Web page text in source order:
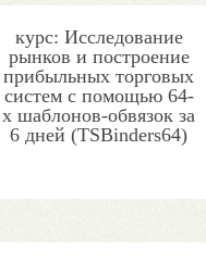
курс: Исследование
рынков и построение
прибыльных торговых
систем с помощью 64-
х шаблонов-обвязок за
6 дней (TSBinders64)